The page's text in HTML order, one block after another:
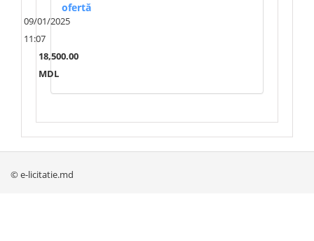
ofertă
09/01/2025
11:07
18,500.00
MDL
© e-licitatie.md